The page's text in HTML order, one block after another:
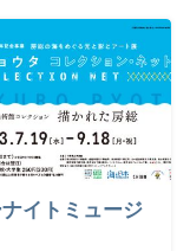
イトミュージ